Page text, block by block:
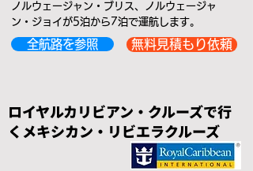
ノルウェージャン・ブリス、ノルウェージャ
ン・ジョイが5泊から7泊で運航します。
全航路を参照 無料見積もり依頼
ロイヤルカリビアン・クルーズで行
くメキシカン・リビエラクルーズ